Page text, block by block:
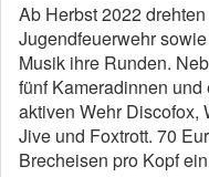
Ab Herbst 2022
Jugendfeuerwehr
Musik ihre Runden.
fünf Kameradinnen
aktiven Wehr Discofox,
Jive und Foxtrott. 70
Brecheisen pro Kopf